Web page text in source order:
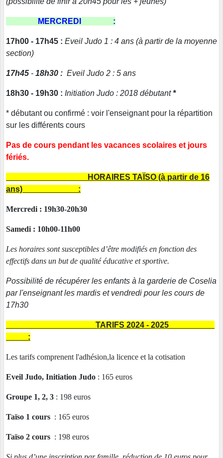
MERCREDI :
17h00 - 17h45 : Eveil Judo 1 : 4 ans (à partir de la moyenne
section)
17h45 - 18h30 : Eveil Judo 2 : 5 ans
18h30 - 19h30 : Initiation Judo : 2018 débutant*
* débutant ou confirmé : voir l'enseignant pour la répartition
sur les différents cours
Pas de cours pendant les vacances scolaires et jours
fériés.
HORAIRES TAÏSO (à partir de 16
ans) :
Mercredi : 19h30-20h30
Samedi : 10h00-11h00
Les horaires sont susceptibles d’être modifiés en fonction des
effectifs dans un but de qualité éducative et sportive.
Possibilité de récupérer les enfants à la garderie de Coselia
par l'enseignant les mardis et vendredi pour les cours de
17h30
TARIFS 2024 - 2025
:
Les tarifs comprenent l'adhésion,la licence et la cotisation
Eveil Judo, Initiation Judo : 165 euros
Groupe 1, 2, 3 : 198 euros
Taïso 1 cours : 165 euros
Taïso 2 cours : 198 euros